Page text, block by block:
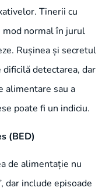
Tinerii cu
mod normal în jurul
Rușinea și secretul
dificilă detectarea, dar
alimentare sau a
poate fi un indiciu.
(BED)
de alimentație nu
dar include episoade